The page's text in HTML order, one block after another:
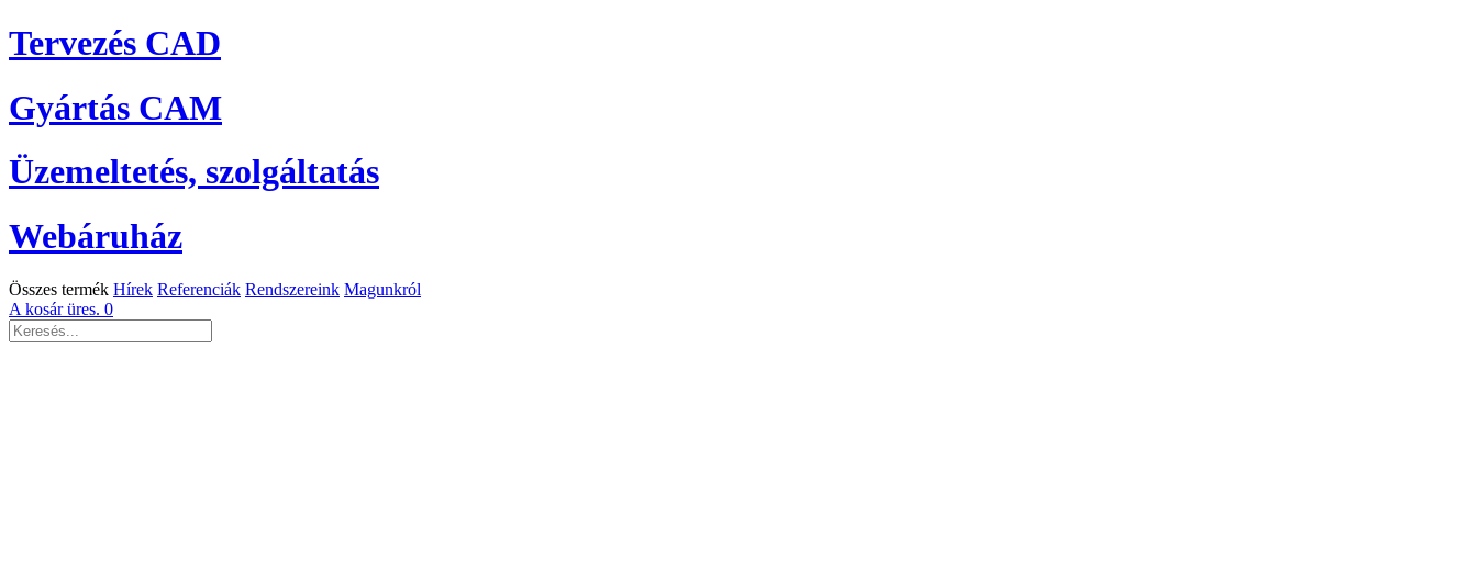
Tervezés CAD
Gyártás CAM
Üzemeltetés, szolgáltatás
Webáruház
Összes termék Hírek Referenciák Rendszereink Magunkról
A kosár üres. 0